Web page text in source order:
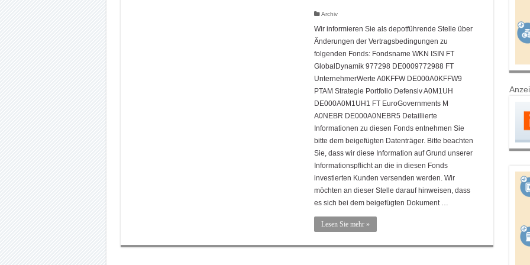
Archiv
Wir informieren Sie als depotführende Stelle über
Änderungen der Vertragsbedingungen zu
folgenden Fonds: Fondsname WKN ISIN FT
GlobalDynamik 977298 DE0009772988 FT
UnternehmerWerte A0KFFW DE000A0KFFW9
PTAM Strategie Portfolio Defensiv A0M1UH
DE000A0M1UH1 FT EuroGovernments M
A0NEBR DE000A0NEBR5 Detaillierte
Informationen zu diesen Fonds entnehmen Sie
bitte dem beigefügten Datenträger. Bitte beachten
Sie, dass wir diese Information auf Grund unserer
Informationspflicht an die in diesen Fonds
investierten Kunden versenden werden. Wir
möchten an dieser Stelle darauf hinweisen, dass
es sich bei dem beigefügten Dokument …
Lesen Sie mehr »